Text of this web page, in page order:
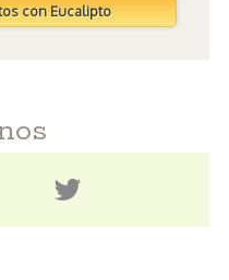
con Eucalipto